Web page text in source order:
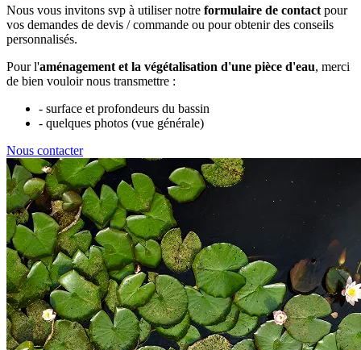
Nous vous invitons svp à utiliser notre formulaire de contact pour
vos demandes de devis / commande ou pour obtenir des conseils
personnalisés.
Pour l'aménagement et la végétalisation d'une pièce d'eau, merci
de bien vouloir nous transmettre :
- surface et profondeurs du bassin
- quelques photos (vue générale)
Nous contacter